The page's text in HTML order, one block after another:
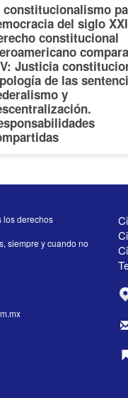
constitucionalismo
del siglo
constitucional
Justicia
de las
y
los derechos
siempre y cuando no